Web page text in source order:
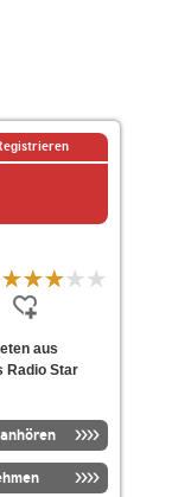
aus
Radio Star